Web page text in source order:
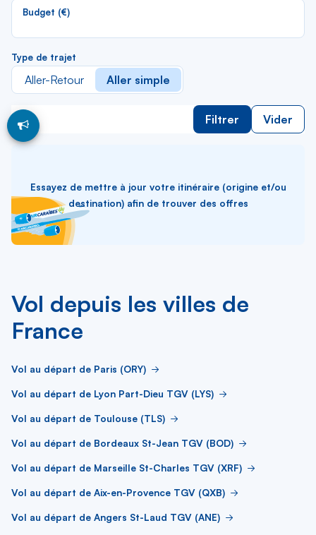
Budget (€)
Type de trajet
Aller-Retour Aller simple
Filtrer Vider
Essayez de mettre à jour votre itinéraire (origine et/ou
destination) afin de trouver des offres
Vol depuis les villes de
France
Vol au départ de Paris (ORY)
Vol au départ de Lyon Part-Dieu TGV (LYS)
Vol au départ de Toulouse (TLS)
Vol au départ de Bordeaux St-Jean TGV (BOD)
Vol au départ de Marseille St-Charles TGV (XRF)
Vol au départ de Aix-en-Provence TGV (QXB)
Vol au départ de Angers St-Laud TGV (ANE)